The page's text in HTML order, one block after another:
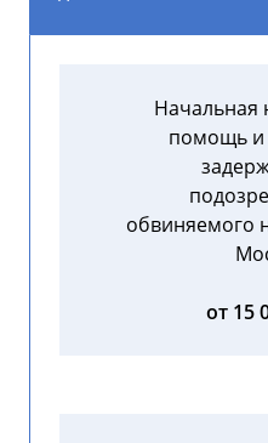
Начальная
помощь и
обвиняемого
от 15